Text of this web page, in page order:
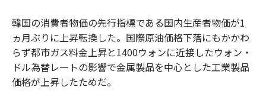
韓国の消費者物価の先行指標である国内生産者物価が1
ヵ月ぶりに上昇転換した。国際原油価格下落にもかかわ
らず都市ガス料金上昇と1400ウォンに近接したウォン・
ドル為替レートの影響で金属製品を中心とした工業製品
価格が上昇したためだ。